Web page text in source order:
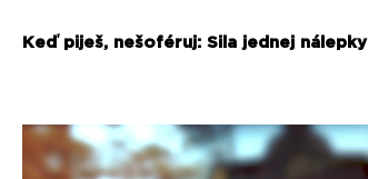
Keď piješ, nešoféruj: Sila jednej nálepky